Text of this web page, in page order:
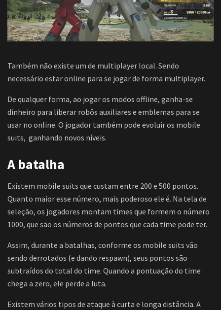
Também não existe um de multiplayer local. Sendo
necessário estar online para se jogar de forma multiplayer.
De qualquer forma, ao jogar os modos offline, ganha-se
dinheiro para liberar robôs auxiliares e emblemas para se
usar no online. O jogador também pode evoluir os mobile
suits, ganhando novos níveis.
A batalha
Existem mobile suits que custam entre 200 e 500 pontos.
Quanto maior esse número, mais poderoso ele é. Na tela de
seleção, os jogadores montam times que formem o número
1000, que são os números de pontos que cada time pode ter.
Assim, durante a batalhas, conforme os mobile suits vão
sendo derrotados (e dando respawn), seus pontos são
subtraídos do total do time. Quando a pontuação do time
chega a zero, ele perde a luta.
Existem vários tipos de ataque à curta e longa distância. A